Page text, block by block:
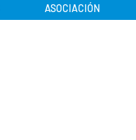
ASOCIACIÓN